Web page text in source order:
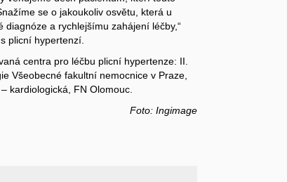
se o jakoukoliv osvětu, která u
a rychlejšímu zahájení léčby,“
plicní hypertenzí.
centra pro léčbu plicní hypertenze: II.
Všeobecné fakultní nemocnice v Praze,
kardiologická, FN Olomouc.
Foto: Ingimage